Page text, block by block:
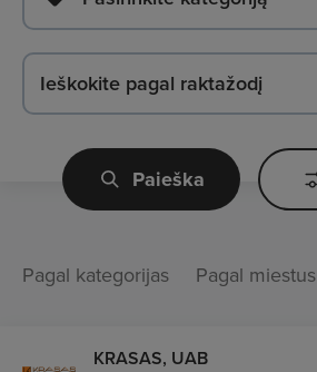
Paieška
Pagal kategorijas Pagal miestus
KRASAS, UAB